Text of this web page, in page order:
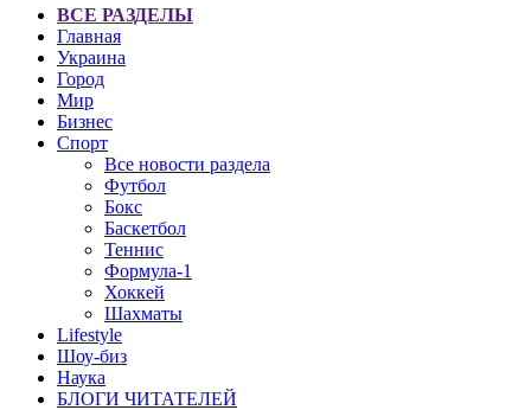
ВСЕ РАЗДЕЛЫ
Главная
Украина
Город
Мир
Бизнес
Спорт
Все новости раздела
Футбол
Бокс
Баскетбол
Теннис
Формула-1
Хоккей
Шахматы
Lifestyle
Шоу-биз
Наука
БЛОГИ ЧИТАТЕЛЕЙ